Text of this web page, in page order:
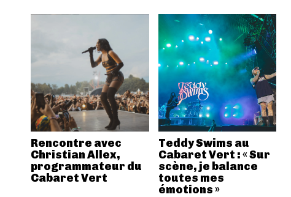
Rencontre avec
Christian Allex,
programmateur du
Cabaret Vert
Teddy Swims au
Cabaret Vert : « Sur
scène, je balance
toutes mes
émotions »